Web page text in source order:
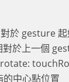
於 gesture
於上一個
中心點位置